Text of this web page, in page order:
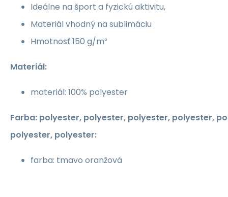
Ideálne na šport a fyzickú aktivitu,
Materiál vhodný na sublimáciu
Hmotnosť 150 g/m²
Materiál:
materiál: 100% polyester
Farba: polyester, polyester, polyester, polyester,
polyester, polyester:
farba: tmavo oranžová